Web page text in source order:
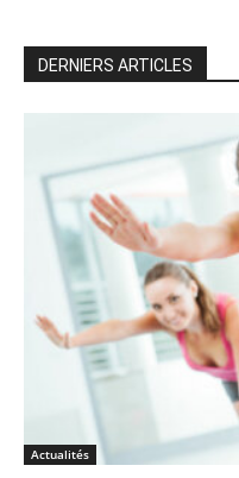
DERNIERS ARTICLES
Actualités